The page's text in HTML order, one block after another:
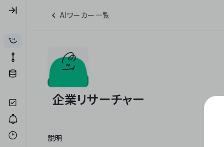
AIワーカー一覧
説明